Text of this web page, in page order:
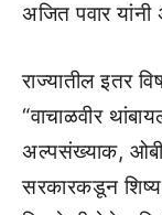
अजित पवार
राज्यातील इतर
“वाचाळवीर
अल्पसंख्याक,
सरकारकडून